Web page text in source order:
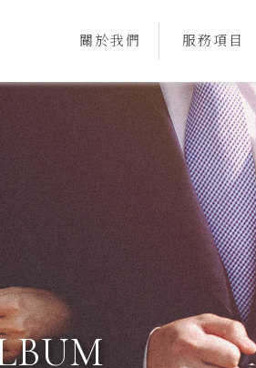
關於我們 服務項目